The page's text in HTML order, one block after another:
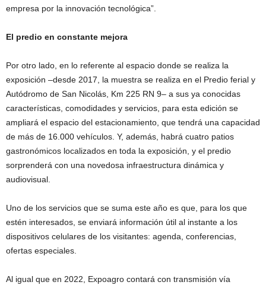
empresa por la innovación tecnológica”.
El predio en constante mejora
Por otro lado, en lo referente al espacio donde se realiza la
exposición –desde 2017, la muestra se realiza en el Predio ferial y
Autódromo de San Nicolás, Km 225 RN 9– a sus ya conocidas
características, comodidades y servicios, para esta edición se
ampliará el espacio del estacionamiento, que tendrá una capacidad
de más de 16.000 vehículos. Y, además, habrá cuatro patios
gastronómicos localizados en toda la exposición, y el predio
sorprenderá con una novedosa infraestructura dinámica y
audiovisual.
Uno de los servicios que se suma este año es que, para los que
estén interesados, se enviará información útil al instante a los
dispositivos celulares de los visitantes: agenda, conferencias,
ofertas especiales.
Al igual que en 2022, Expoagro contará con transmisión vía